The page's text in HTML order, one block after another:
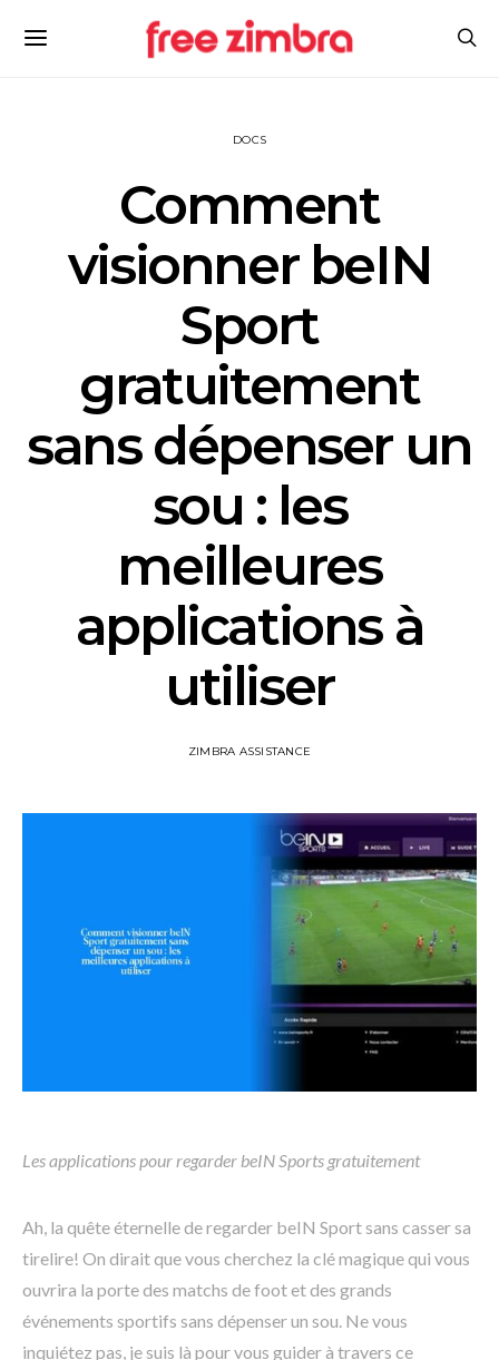
DOCS
Comment
visionner beIN
Sport
gratuitement
sans dépenser un
sou : les
meilleures
applications à
utiliser
ZIMBRA ASSISTANCE
Les applications pour regarder beIN Sports gratuitement
Ah, la quête éternelle de regarder beIN Sport sans casser sa
tirelire! On dirait que vous cherchez la clé magique qui vous
ouvrira la porte des matchs de foot et des grands
événements sportifs sans dépenser un sou. Ne vous
inquiétez pas, je suis là pour vous guider à travers ce